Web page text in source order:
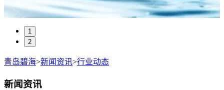
1
2
青岛碧海>新闻资讯>行业动态
新闻资讯